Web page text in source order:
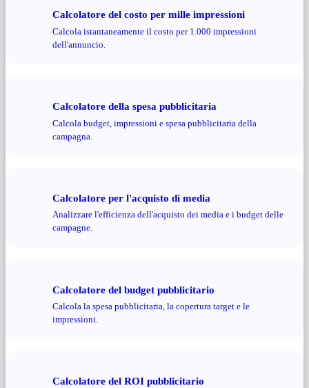
Calcolatore del costo per mille impressioni
Calcola istantaneamente il costo per 1.000 impressioni
dell'annuncio.
Calcolatore della spesa pubblicitaria
Calcola budget, impressioni e spesa pubblicitaria della
campagna.
Calcolatore per l'acquisto di media
Analizzare l'efficienza dell'acquisto dei media e i budget delle
campagne.
Calcolatore del budget pubblicitario
Calcola la spesa pubblicitaria, la copertura target e le
impressioni.
Calcolatore del ROI pubblicitario